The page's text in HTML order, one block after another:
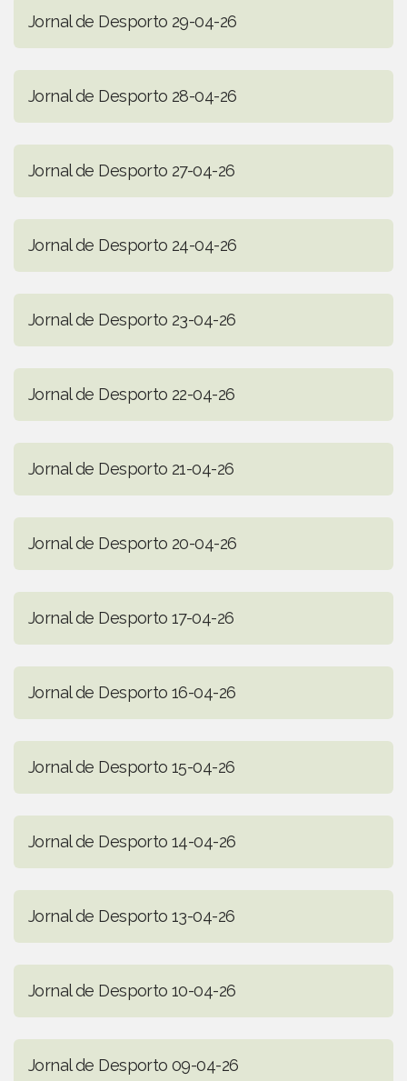
Jornal de Desporto 29-04-26
Jornal de Desporto 28-04-26
Jornal de Desporto 27-04-26
Jornal de Desporto 24-04-26
Jornal de Desporto 23-04-26
Jornal de Desporto 22-04-26
Jornal de Desporto 21-04-26
Jornal de Desporto 20-04-26
Jornal de Desporto 17-04-26
Jornal de Desporto 16-04-26
Jornal de Desporto 15-04-26
Jornal de Desporto 14-04-26
Jornal de Desporto 13-04-26
Jornal de Desporto 10-04-26
Jornal de Desporto 09-04-26